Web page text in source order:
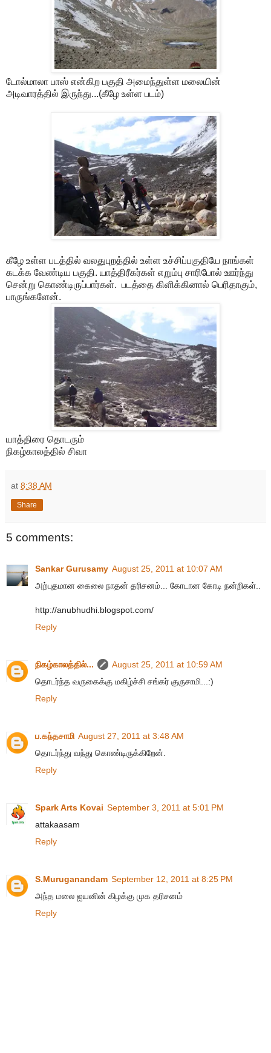
டோல்மாலா பாஸ் என்கிற பகுதி அமைந்துள்ள மலையின்
அடிவாரத்தில் இருந்து...(கீழே உள்ள படம்)
கீழே உள்ள படத்தில் வலதுபுறத்தில் உள்ள உச்சிப்பகுதியே நாங்கள்
கடக்க வேண்டிய பகுதி. யாத்திரீகர்கள் எறும்பு சாரிபோல் ஊர்ந்து
சென்று கொண்டிருப்பார்கள். படத்தை கிளிக்கினால் பெரிதாகும்,
பாருங்களேன்.
யாத்திரை தொடரும்
நிகழ்காலத்தில் சிவா
at 8:38 AM
Share
5 comments:
Sankar Gurusamy August 25, 2011 at 10:07 AM
அற்புதமான கைலை நாதன் தரிசனம்... கோடான கோடி நன்றிகள்..
http://anubhudhi.blogspot.com/
Reply
நிகழ்காலத்தில்...
August 25, 2011 at 10:59 AM
தொடர்ந்த வருகைக்கு மகிழ்ச்சி சங்கர் குருசாமி...:)
Reply
ப.கந்தசாமி August 27, 2011 at 3:48 AM
தொடர்ந்து வந்து கொண்டிருக்கிறேன்.
Reply
Spark Arts Kovai September 3, 2011 at 5:01 PM
attakaasam
Reply
S.Muruganandam September 12, 2011 at 8:25 PM
அந்த மலை ஐயனின் கிழக்கு முக தரிசனம்
Reply